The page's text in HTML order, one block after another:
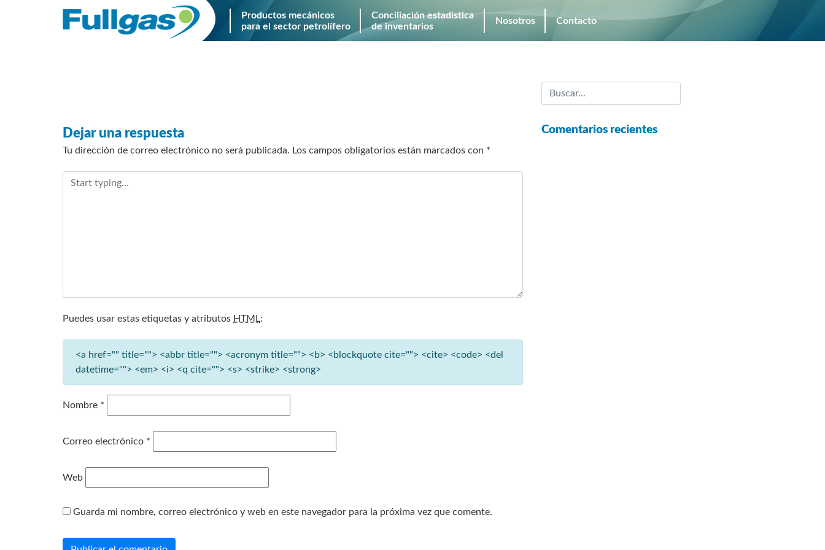
Nosotros
Productos mecánicos
para el sector petrolífero
Conciliación estadística
de inventarios
Nosotros Contacto
Dejar una respuesta
Tu dirección de correo electrónico no será publicada. Los campos obligatorios están marcados con *
Puedes usar estas etiquetas y atributos HTML:
<a href="" title=""> <abbr title=""> <acronym title=""> <b> <blockquote cite=""> <cite> <code> <del
datetime=""> <em> <i> <q cite=""> <s> <strike> <strong>
Nombre *
Correo electrónico *
Web
Guarda mi nombre, correo electrónico y web en este navegador para la próxima vez que comente.
Comentarios recientes